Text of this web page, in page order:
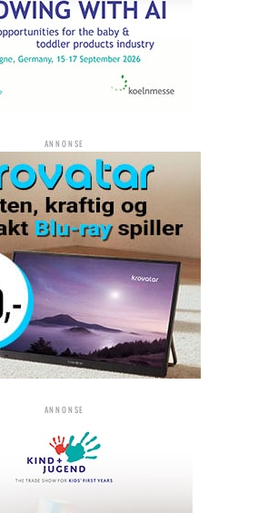
ANNONSE
ANNONSE